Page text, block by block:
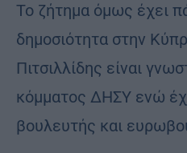
Το ζήτημα όμως έχει
δημοσιότητα στην
Πιτσιλλίδης είναι
κόμματος ΔΗΣΥ ενώ
βουλευτής και